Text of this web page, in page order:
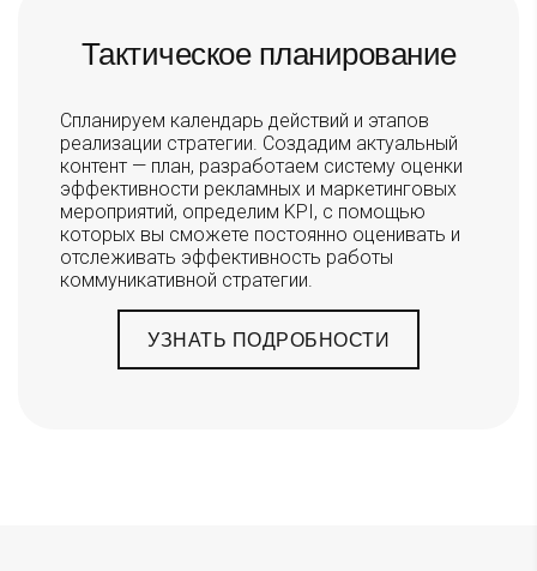
Тактическое планирование
Спланируем календарь действий и этапов
реализации стратегии. Создадим актуальный
контент — план, разработаем систему оценки
эффективности рекламных и маркетинговых
мероприятий, определим KPI, с помощью
которых вы сможете постоянно оценивать и
отслеживать эффективность работы
коммуникативной стратегии.
УЗНАТЬ ПОДРОБНОСТИ